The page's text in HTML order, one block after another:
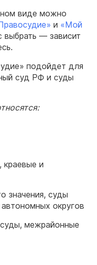
виде можно
и «Мой
выбрать — зависит
подойдет для
суд РФ и суды
краевые и
значения, суды
округов
межрайонные